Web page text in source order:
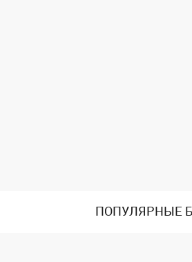
ПОПУЛЯРНЫЕ